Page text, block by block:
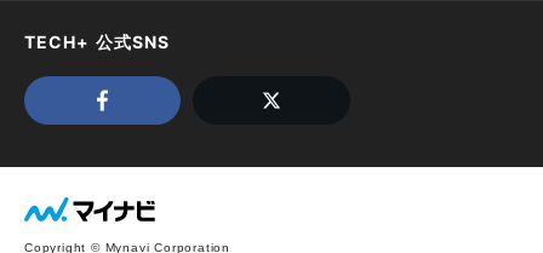
TECH+ 公式SNS
Copyright © Mynavi Corporation